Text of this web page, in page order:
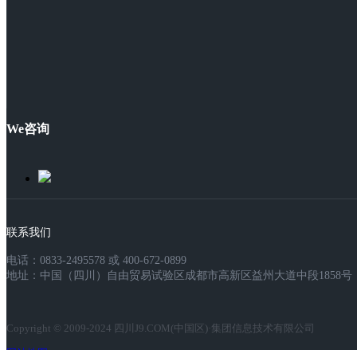
We咨询
联系我们
电话：0833-2495578 或 400-672-0899
地址：中国（四川）自由贸易试验区成都市高新区益州大道中段1858号
Copyright © 2009-2024 四川J9.COM(中国区)·集团信息技术有限公司